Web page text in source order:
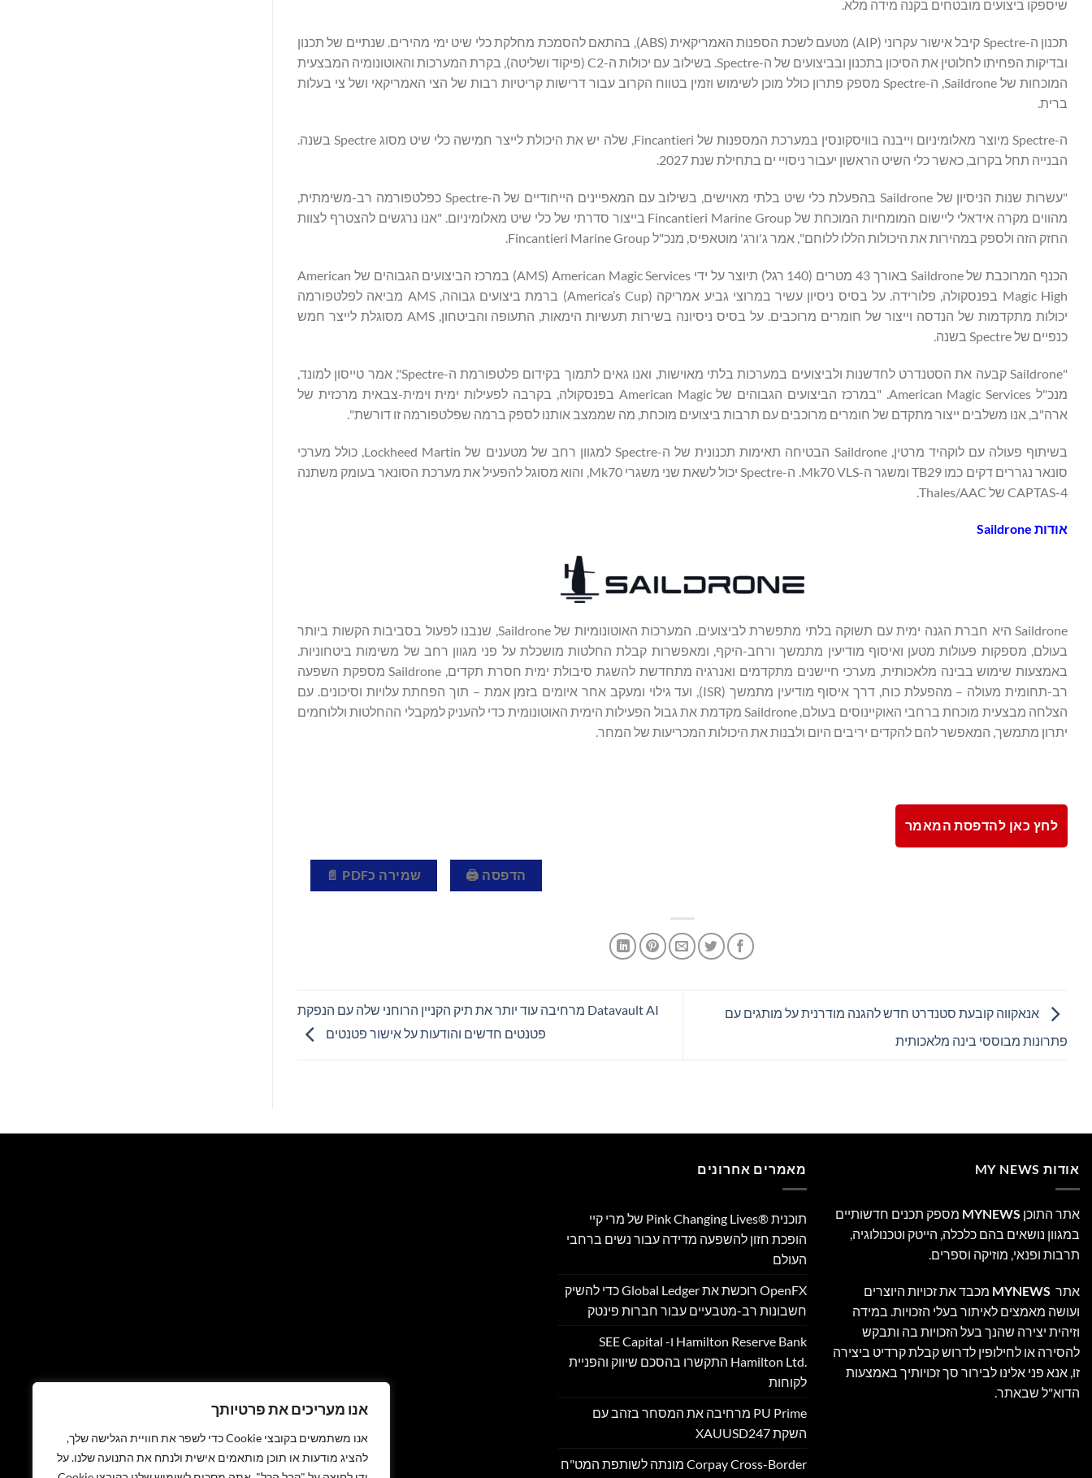
אנו מעריכים את פרטיותך
אנו משתמשים בקובצי Cookie כדי לשפר את חוויית הגלישה שלך,
להציג מודעות או תוכן מותאמים אישית ולנתח את התנועה שלנו. על
שיספקו ביצועים מובטחים בקנה מידה מלא.
תכנון ה-Spectre קיבל אישור עקרוני (AIP) מטעם לשכת הספנות האמריקאית (ABS), בהתאם להסמכת מחלקת כלי שיט ימי מהירים. שנתיים של תכנון
ובדיקות הפחיתו לחלוטין את הסיכון בתכנון ובביצועים של ה-Spectre. בשילוב עם יכולות ה-C2 (פיקוד ושליטה), בקרת המערכות והאוטונומיה המבצעית
המוכחות של Saildrone, ה-Spectre מספק פתרון כולל מוכן לשימוש וזמין בטווח הקרוב עבור דרישות קריטיות רבות של הצי האמריקאי ושל צי בעלות
ברית.
ה-Spectre מיוצר מאלומיניום וייבנה בוויסקונסין במערכת המספנות של Fincantieri, שלה יש את היכולת לייצר חמישה כלי שיט מסוג Spectre בשנה.
הבנייה תחל בקרוב, כאשר כלי השיט הראשון יעבור ניסויי ים בתחילת שנת 2027.
"עשרות שנות הניסיון של Saildrone בהפעלת כלי שיט בלתי מאוישים, בשילוב עם המאפיינים הייחודיים של ה-Spectre כפלטפורמה רב-משימתית,
מהווים מקרה אידאלי ליישום המומחיות המוכחת של Fincantieri Marine Group בייצור סדרתי של כלי שיט מאלומיניום. "אנו נרגשים להצטרף לצוות
החזק הזה ולספק במהירות את היכולות הללו ללוחם", אמר ג'ורג' מוטאפיס, מנכ"ל Fincantieri Marine Group.
הכנף המרוכבת של Saildrone באורך 43 מטרים (140 רגל) תיוצר על ידי American Magic Services ‏(AMS) במרכז הביצועים הגבוהים של American
Magic High בפנסקולה, פלורידה. על בסיס ניסיון עשיר במרוצי גביע אמריקה (America’s Cup) ברמת ביצועים גבוהה, AMS מביאה לפלטפורמה
יכולות מתקדמות של הנדסה וייצור של חומרים מרוכבים. על בסיס ניסיונה בשירות תעשיות הימאות, התעופה והביטחון, AMS מסוגלת לייצר חמש
כנפיים של Spectre בשנה.
"Saildrone קבעה את הסטנדרט לחדשנות ולביצועים במערכות בלתי מאוישות, ואנו גאים לתמוך בקידום פלטפורמת ה-Spectre", אמר טייסון למונד,
מנכ"ל American Magic Services. "במרכז הביצועים הגבוהים של American Magic בפנסקולה, בקרבה לפעילות ימית וימית-צבאית מרכזית של
ארה"ב, אנו משלבים ייצור מתקדם של חומרים מרוכבים עם תרבות ביצועים מוכחת, מה שממצב אותנו לספק ברמה שפלטפורמה זו דורשת".
בשיתוף פעולה עם לוקהיד מרטין, ‏Saildrone הבטיחה תאימות תכנונית של ה-Spectre למגוון רחב של מטענים של Lockheed Martin, כולל מערכי
סונאר נגררים דקים כמו TB29 ומשגר ה-Mk70 VLS. ה-Spectre יכול לשאת שני משגרי Mk70, והוא מסוגל להפעיל את מערכת הסונאר בעומק משתנה
CAPTAS-4 של Thales/AAC.
אודות Saildrone
Saildrone היא חברת הגנה ימית עם תשוקה בלתי מתפשרת לביצועים. המערכות האוטונומיות של Saildrone, שנבנו לפעול בסביבות הקשות ביותר
בעולם, מספקות פעולות מטען ואיסוף מודיעין מתמשך ורחב-היקף, ומאפשרות קבלת החלטות מושכלת על פני מגוון רחב של משימות ביטחוניות.
באמצעות שימוש בבינה מלאכותית, מערכי חיישנים מתקדמים ואנרגיה מתחדשת להשגת סיבולת ימית חסרת תקדים, Saildrone מספקת השפעה
רב-תחומית מעולה – מהפעלת כוח, דרך איסוף מודיעין מתמשך (ISR), ועד גילוי ומעקב אחר איומים בזמן אמת – תוך הפחתת עלויות וסיכונים. עם
הצלחה מבצעית מוכחת ברחבי האוקיינוסים בעולם, Saildrone מקדמת את גבול הפעילות הימית האוטונומית כדי להעניק למקבלי ההחלטות וללוחמים
יתרון מתמשך, המאפשר להם להקדים יריבים היום ולבנות את היכולות המכריעות של המחר.
לחץ כאן להדפסת המאמר
הדפסה 🖨 שמירה כPDF 📄
אנאקווה קובעת סטנדרט חדש להגנה מודרנית על מותגים עם
פתרונות מבוססי בינה מלאכותית
Datavault AI מרחיבה עוד יותר את תיק הקניין הרוחני שלה עם הנפקת
פטנטים חדשים והודעות על אישור פטנטים
אודות MY NEWS
אתר התוכן MYNEWS מספק תכנים חדשותיים
במגוון נושאים בהם כלכלה, הייטק וטכנולוגיה,
תרבות ופנאי, מוזיקה וספרים.
אתר MYNEWS מכבד את זכויות היוצרים
ועושה מאמצים לאיתור בעלי הזכויות. במידה
וזיהית יצירה שהנך בעל הזכויות בה ותבקש
להסירה או לחילופין לדרוש קבלת קרדיט ביצירה
זו, אנא פני אלינו לבירור סך זכויותיך באמצעות
הדוא"ל שבאתר.
מאמרים אחרונים
תוכנית Pink Changing Lives®‎ של מרי קיי
הופכת חזון להשפעה מדידה עבור נשים ברחבי
העולם
OpenFX רוכשת את Global Ledger כדי להשיק
חשבונות רב-מטבעיים עבור חברות פינטק
Hamilton Reserve Bank ו- SEE Capital
Hamilton Ltd.‎ התקשרו בהסכם שיווק והפניית
לקוחות
PU Prime מרחיבה את המסחר בזהב עם
השקת XAUUSD247
Corpay Cross-Border מונתה לשותפת המט"ח